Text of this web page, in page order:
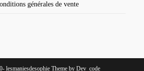
générales de vente
lesmaniesdesophie Theme by Dev_code